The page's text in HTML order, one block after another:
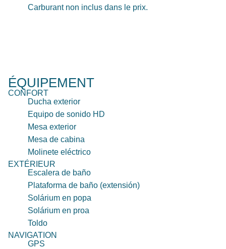
Carburant non inclus dans le prix.
ÉQUIPEMENT
CONFORT
Ducha exterior
Equipo de sonido HD
Mesa exterior
Mesa de cabina
Molinete eléctrico
EXTÉRIEUR
Escalera de baño
Plataforma de baño (extensión)
Solárium en popa
Solárium en proa
Toldo
NAVIGATION
GPS